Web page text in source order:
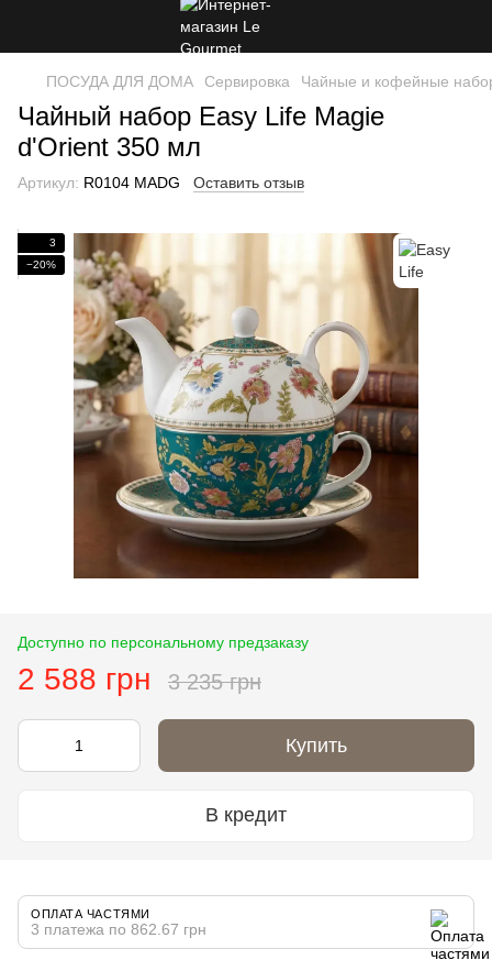
ПОСУДА ДЛЯ ДОМА Сервировка Чайные и кофейные
Чайный набор Easy Life Magie
d'Orient 350 мл
Артикул: R0104 MADG Оставить отзыв
3
−20%
Доступно по персональному предзаказу
2 588 грн 3 235 грн
Купить
В кредит
ОПЛАТА ЧАСТЯМИ
3 платежа по 862.67 грн